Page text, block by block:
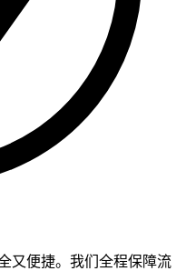
又便捷。我们全程保障流